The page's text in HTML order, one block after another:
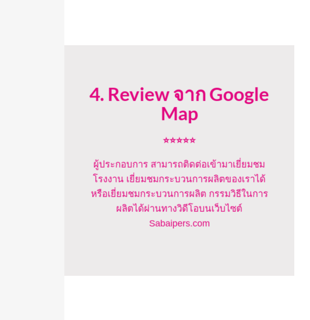
4. Review จาก Google
Map
⭐⭐⭐⭐⭐
ผู้ประกอบการ สามารถติดต่อเข้ามาเยี่ยมชม
โรงงาน เยี่ยมชมกระบวนการผลิตของเราได้
หรือเยี่ยมชมกระบวนการผลิต กรรมวิธีในการ
ผลิตได้ผ่านทางวิดีโอบนเว็บไซต์
Sabaipers.com